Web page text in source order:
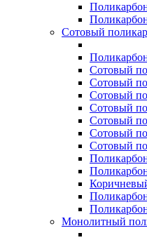
Сотовый
Сотовый
Сотовый
Сотовый
Сотовый
Сотовый
Сотовый
Сотовый
Монолитный